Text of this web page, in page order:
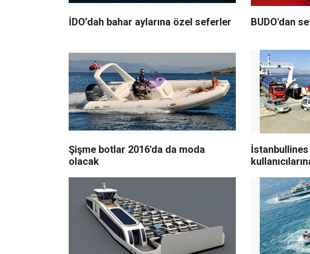
İDO’dah bahar aylarına özel seferler BUDO'dan
Şişme botlar 2016'da da moda
olacak
İstanbullines